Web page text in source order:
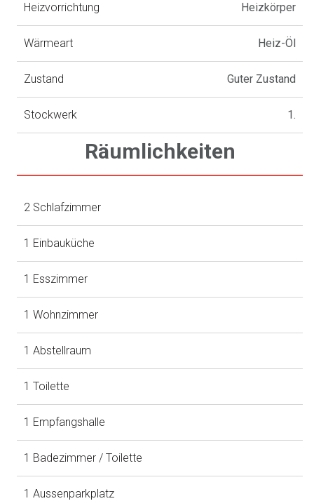
Heizvorrichtung Heizkörper
Wärmeart Heiz-Öl
Zustand Guter Zustand
Stockwerk 1.
Räumlichkeiten
2 Schlafzimmer
1 Einbauküche
1 Esszimmer
1 Wohnzimmer
1 Abstellraum
1 Toilette
1 Empfangshalle
1 Badezimmer / Toilette
1 Aussenparkplatz